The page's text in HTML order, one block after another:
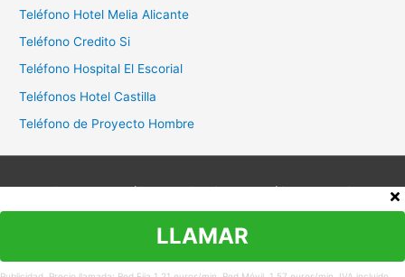
Teléfono Hotel Melia Alicante
Teléfono Credito Si
Teléfono Hospital El Escorial
Teléfonos Hotel Castilla
Teléfono de Proyecto Hombre
Aviso legal Política de privacidad
Política de cookies
Contacto
LLAMAR